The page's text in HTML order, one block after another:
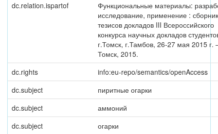
dc.relation.ispartof
Функциональные материалы:
исследование, применение : сборник
тезисов докладов III Всероссийского
конкурса научных докладов
г.Томск, г.Тамбов, 26-27 мая 2015
Томск, 2015.
dc.rights
info:eu-repo/semantics/openAccess
dc.subject
пиритные огарки
dc.subject
аммоний
dc.subject
огарки